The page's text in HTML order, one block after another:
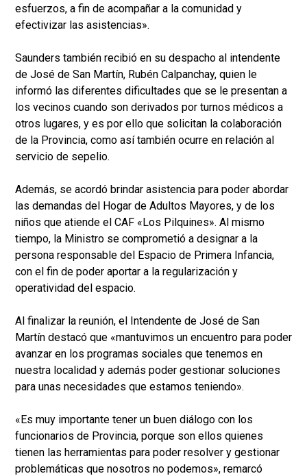
esfuerzos, a fin de acompañar a la comunidad y
efectivizar las asistencias».
Saunders también recibió en su despacho al intendente
de José de San Martín, Rubén Calpanchay, quien le
informó las diferentes dificultades que se le presentan a
los vecinos cuando son derivados por turnos médicos a
otros lugares, y es por ello que solicitan la colaboración
de la Provincia, como así también ocurre en relación al
servicio de sepelio.
Además, se acordó brindar asistencia para poder abordar
las demandas del Hogar de Adultos Mayores, y de los
niños que atiende el CAF «Los Pilquines». Al mismo
tiempo, la Ministro se comprometió a designar a la
persona responsable del Espacio de Primera Infancia,
con el fin de poder aportar a la regularización y
operatividad del espacio.
Al finalizar la reunión, el Intendente de José de San
Martín destacó que «mantuvimos un encuentro para poder
avanzar en los programas sociales que tenemos en
nuestra localidad y además poder gestionar soluciones
para unas necesidades que estamos teniendo».
«Es muy importante tener un buen diálogo con los
funcionarios de Provincia, porque son ellos quienes
tienen las herramientas para poder resolver y gestionar
problemáticas que nosotros no podemos», remarcó